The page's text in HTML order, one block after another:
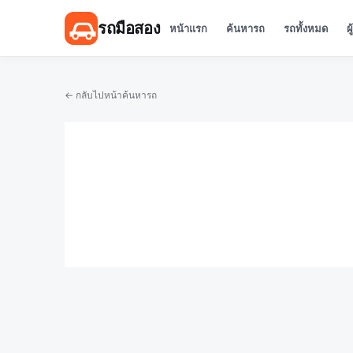
รถมือสอง หน้าแรก ค้นหารถ รถทั้งหมด
← กลับไปหน้าค้นหารถ